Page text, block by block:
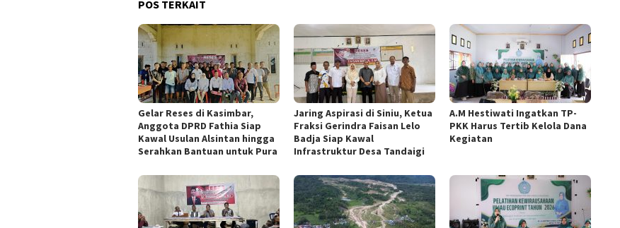
POS TERKAIT
Gelar Reses di Kasimbar,
Anggota DPRD Fathia Siap
Kawal Usulan Alsintan hingga
Serahkan Bantuan untuk Pura
Jaring Aspirasi di Siniu, Ketua
Fraksi Gerindra Faisan Lelo
Badja Siap Kawal
Infrastruktur Desa Tandaigi
A.M Hestiwati Ingatkan TP-
PKK Harus Tertib Kelola Dana
Kegiatan